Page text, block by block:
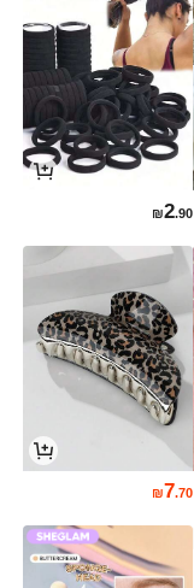
₪2.90
₪7.70